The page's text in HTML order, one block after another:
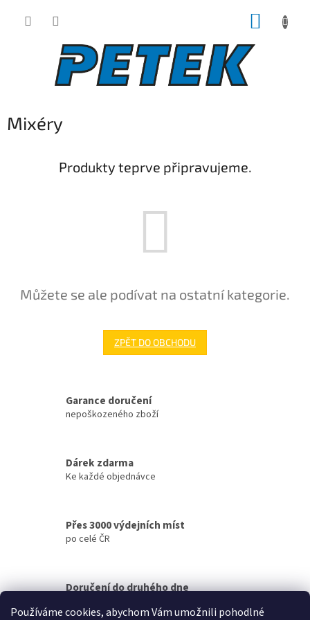
Používáme cookies, abychom Vám umožnili pohodlné
Mixéry
Produkty teprve připravujeme.
Můžete se ale podívat na ostatní kategorie.
ZPĚT DO OBCHODU
Garance doručení
nepoškozeného zboží
Dárek zdarma
Ke každé objednávce
Přes 3000 výdejních míst
po celé ČR
Doručení do druhého dne